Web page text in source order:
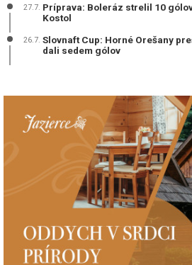
27.7. Príprava: Boleráz strelil 10
Kostol
26.7. Slovnaft Cup: Horné Orešany
dali sedem gólov